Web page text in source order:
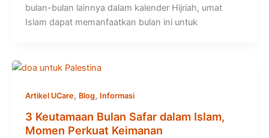
bulan-bulan lainnya dalam kalender Hijriah, umat
Islam dapat memanfaatkan bulan ini untuk
Artikel UCare, Blog, Informasi
3 Keutamaan Bulan Safar dalam Islam,
Momen Perkuat Keimanan